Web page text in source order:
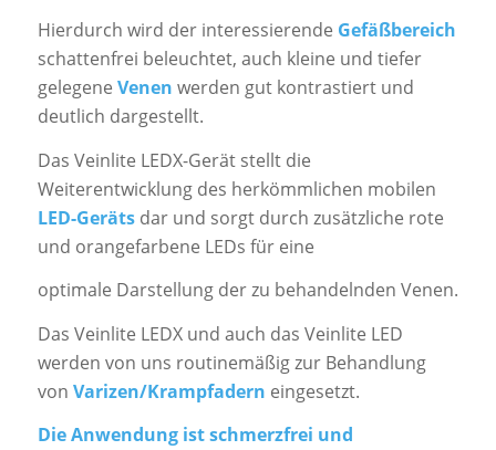
Hierdurch wird der interessierende Gefäßbereich
schattenfrei beleuchtet, auch kleine und tiefer
gelegene Venen werden gut kontrastiert und
deutlich dargestellt.
Das Veinlite LEDX-Gerät stellt die
Weiterentwicklung des herkömmlichen mobilen
LED-Gerätsdar und sorgt durch zusätzliche rote
und orangefarbene LEDs für eine
optimale Darstellung der zu behandelnden Venen.
Das Veinlite LEDX und auch das Veinlite LED
werden von uns routinemäßig zur Behandlung
von Varizen/Krampfadern eingesetzt.
Die Anwendung ist schmerzfrei und